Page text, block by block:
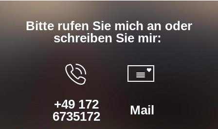
Bitte rufen Sie mich an oder
schreiben Sie mir:
+49 172
6735172
Mail